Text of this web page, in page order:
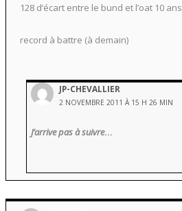
128 d’écart entre le bund et l’oat 10 ans
record à battre (à demain)
JP-CHEVALLIER
2 NOVEMBRE 2011 À 15 H 26 MIN
J’arrive pas à suivre…